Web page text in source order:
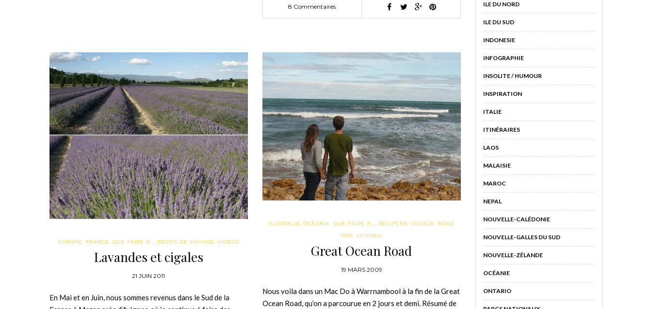
8 Commentaires
EUROPE, FRANCE, QUE FAIRE À..., RÉCITS DE VOYAGE, VIDÉOS
Lavandes et cigales
21 JUIN 2011
En Mai et en Juin, nous sommes revenus dans le Sud de la
AUSTRALIE, OCÉANIE, QUE FAIRE À..., RÉCITS DE VOYAGE, ROAD
TRIP,VICTORIA
Great Ocean Road
19 MARS 2009
Nous voila dans un Mac Do à Warrnambool à la fin de la Great
Ocean Road, qu’on a parcourue en 2 jours et demi. Résumé de
ILE DU NORD
ILE DU SUD
INDONESIE
INFOGRAPHIE
INSOLITE / HUMOUR
INSPIRATION
ITALIE
ITINÉRAIRES
LAOS
MALAISIE
MAROC
NEPAL
NOUVELLE-CALÉDONIE
NOUVELLE-GALLES DU SUD
NOUVELLE-ZÉLANDE
OCÉANIE
ONTARIO